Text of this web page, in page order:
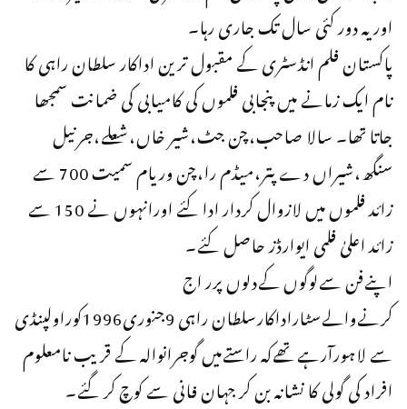
اور یہ دور کئی سال تک جاری رہا۔
پاکستان فلم انڈسٹری کے مقبول ترین اداکار سلطان راہی کا
نام ایک زمانے میں پنجابی فلموں کی کامیابی کی ضمانت سمجھا
جاتا تھا۔ سالا صاحب،چن جٹ،شیر خاں،شعلے،جرنیل
سنگھ،شیراں دے پتر،میڈم را،چن وریام سمیت 700 سے
زائد فلموں میں لازوال کردار ادا کئے اورانہوں نے 150 سے
زائد اعلیٰ فلمی ایوارڈز حاصل کئے۔
اپنےفن سےلوگوں کےدلوں پرر اج
کرنےوالےسٹاراداکارسلطان راہی 9جنوری1996کوراولپنڈی
سے لاہورآرہےتھےکہ راستےمیں گوجرانوالہ کے قریب نامعلوم
افراد کی گولی کا نشانہ بن کر جہان فانی سے کوچ کر گئے۔